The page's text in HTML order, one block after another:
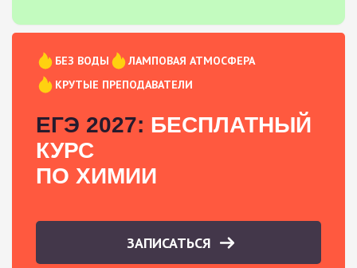
БЕЗ ВОДЫ
ЛАМПОВАЯ АТМОСФЕРА
КРУТЫЕ ПРЕПОДАВАТЕЛИ
ЕГЭ 2027: БЕСПЛАТНЫЙ
КУРС
ПО ХИМИИ
ЗАПИСАТЬСЯ